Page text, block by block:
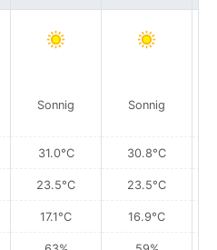
Sonnig
31.0°C
23.5°C
17.1°C
Sonnig
30.8°C
23.5°C
16.9°C